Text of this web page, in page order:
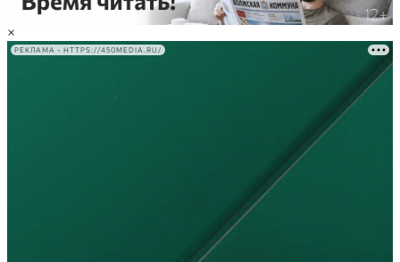
×
РЕКЛАМА • HTTPS://450MEDIA.RU/